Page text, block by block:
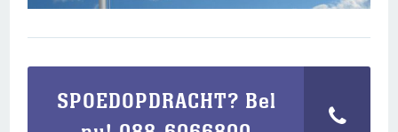
SPOEDOPDRACHT? Bel